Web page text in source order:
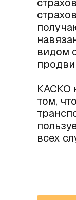
видом
КАСКО
том,
всех